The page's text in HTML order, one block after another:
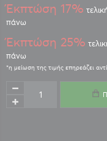
Έκπτώση 17%
πάνω
Έκπτώση 25%
πάνω